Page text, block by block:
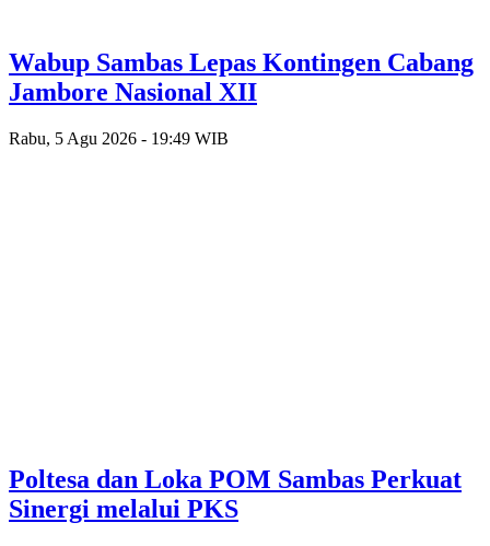
Wabup Sambas Lepas Kontingen Cabang
Jambore Nasional XII
Rabu, 5 Agu 2026 - 19:49 WIB
Poltesa dan Loka POM Sambas Perkuat
Sinergi melalui PKS